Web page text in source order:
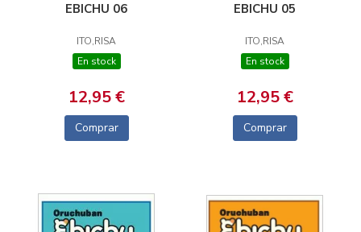
EBICHU 06
ITO,RISA
En stock
12,95 €
Comprar
EBICHU 05
ITO,RISA
En stock
12,95 €
Comprar